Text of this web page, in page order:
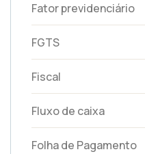
Fator previdenciário
FGTS
Fiscal
Fluxo de caixa
Folha de Pagamento